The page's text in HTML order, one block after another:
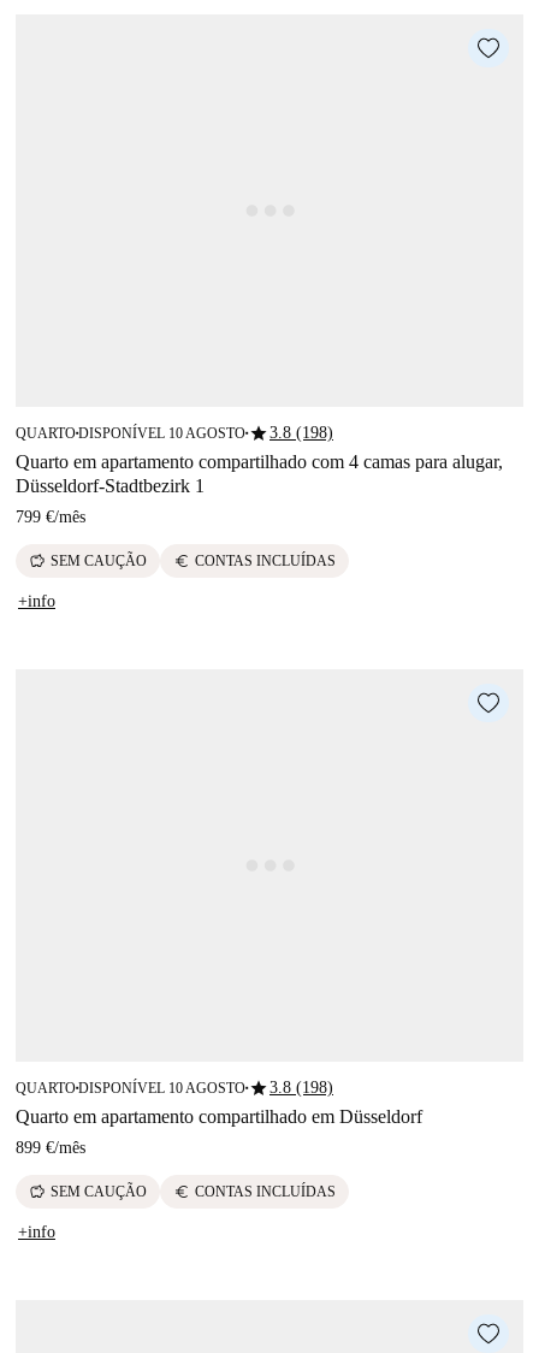
QUARTO■DISPONÍVEL 10 AGOSTO■star3.8 (198)
Quarto em apartamento compartilhado com 4 camas para alugar,
Düsseldorf-Stadtbezirk 1
799 €/mês
savings SEM CAUÇÃO euro CONTAS INCLUÍDAS
+info
QUARTO■DISPONÍVEL 10 AGOSTO■star3.8 (198)
Quarto em apartamento compartilhado em Düsseldorf
899 €/mês
savings SEM CAUÇÃO euro CONTAS INCLUÍDAS
+info